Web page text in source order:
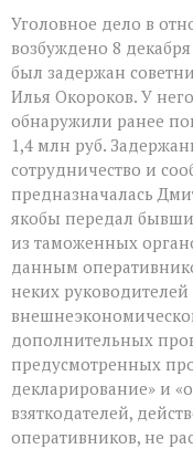
Уголовное дело в
возбуждено 8
был задержан
Илья Окороков. У
обнаружили ранее
1,4 млн руб.
сотрудничество и
предназначалась
якобы передал
из таможенных
данным
неких
дополнительных
предусмотренных
декларирование» и
взяткодателей,
оперативников, не